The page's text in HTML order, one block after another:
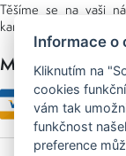
Těšíme se na vaši
kamenné prodejně,
Možnosti platby
Informace o
Kliknutím na
cookies
vám tak
funkčnost
preference